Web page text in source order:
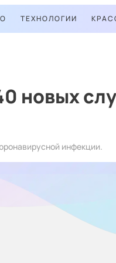
ТЕХНОЛОГИИ
новых
инфекции.